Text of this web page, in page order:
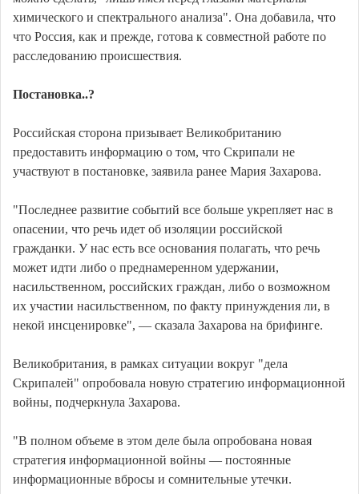
химического и спектрального анализа". Она добавила, что
что Россия, как и прежде, готова к совместной работе по
расследованию происшествия.
Постановка..?
Российская сторона призывает Великобританию
предоставить информацию о том, что Скрипали не
участвуют в постановке, заявила ранее Мария Захарова.
"Последнее развитие событий все больше укрепляет нас в
опасении, что речь идет об изоляции российской
гражданки. У нас есть все основания полагать, что речь
может идти либо о преднамеренном удержании,
насильственном, российских граждан, либо о возможном
их участии насильственном, по факту принуждения ли, в
некой инсценировке", — сказала Захарова на брифинге.
Великобритания, в рамках ситуации вокруг "дела
Скрипалей" опробовала новую стратегию информационной
войны, подчеркнула Захарова.
"В полном объеме в этом деле была опробована новая
стратегия информационной войны — постоянные
информационные вбросы и сомнительные утечки.